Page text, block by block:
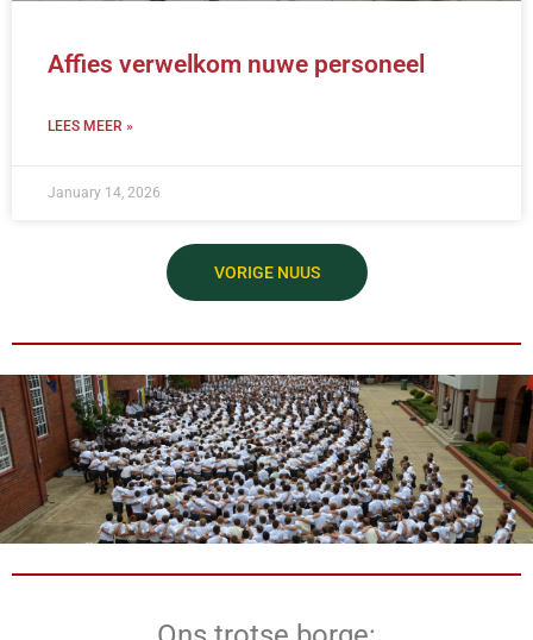
Affies verwelkom nuwe personeel
LEES MEER »
January 14, 2026
VORIGE NUUS